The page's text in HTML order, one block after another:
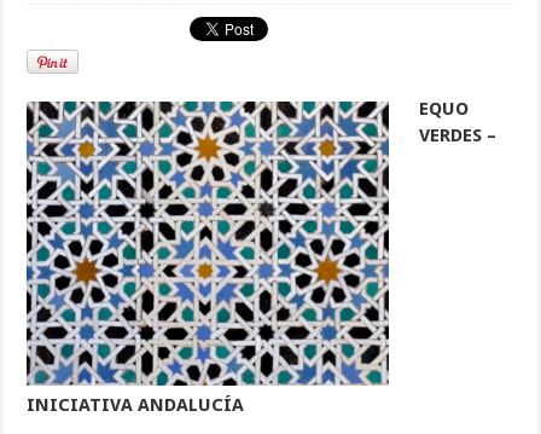
EQUO
VERDES –
INICIATIVA ANDALUCÍA